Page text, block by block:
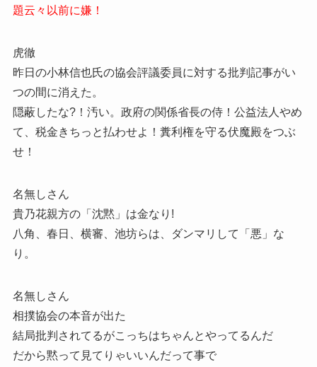
題云々以前に嫌！
虎徹
昨日の小林信也氏の協会評議委員に対する批判記事がい
つの間に消えた。
隠蔽したな?！汚い。政府の関係省長の侍！公益法人やめ
て、税金きちっと払わせよ！糞利権を守る伏魔殿をつぶ
せ！
名無しさん
貴乃花親方の「沈黙」は金なり!
八角、春日、横審、池坊らは、ダンマリして「悪」な
り。
名無しさん
相撲協会の本音が出た
結局批判されてるがこっちはちゃんとやってるんだ
だから黙って見てりゃいいんだって事で